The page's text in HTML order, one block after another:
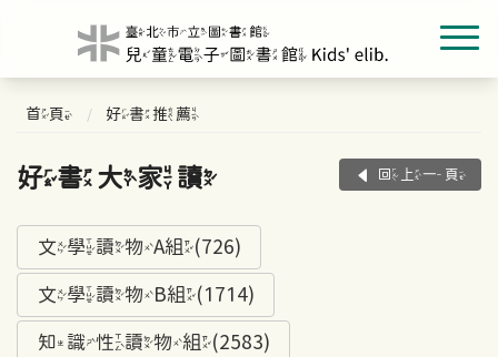
首頁 好書推薦
好書大家讀 回上一頁
文學讀物A組(726)
文學讀物B組(1714)
知識性讀物組(2583)